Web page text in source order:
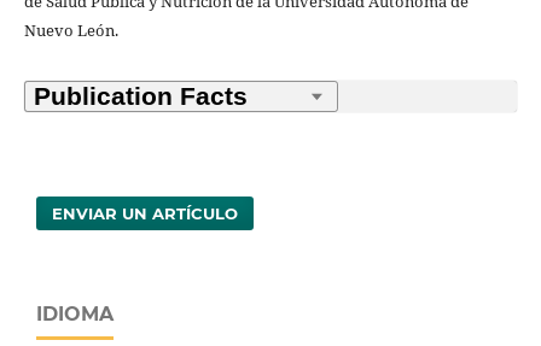
Nuevo León.
ENVIAR UN ARTÍCULO
IDIOMA